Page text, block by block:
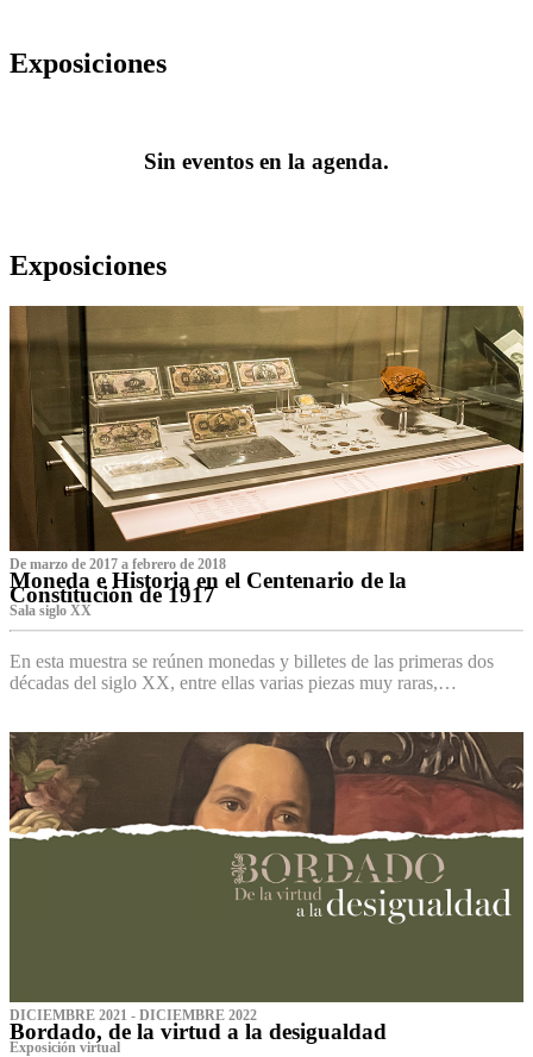
Exposiciones
Sin eventos en la agenda.
Exposiciones
De marzo de 2017 a febrero de 2018
Moneda e Historia en el Centenario de la
Constitución de 1917
Sala siglo XX
En esta muestra se reúnen monedas y billetes de las primeras dos
décadas del siglo XX, entre ellas varias piezas muy raras,…
DICIEMBRE 2021 - DICIEMBRE 2022
Bordado, de la virtud a la desigualdad
Exposición virtual‌